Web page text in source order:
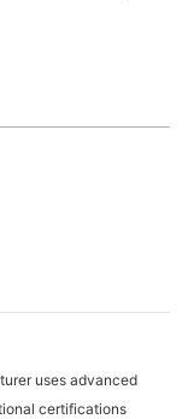
uses advanced
certifications